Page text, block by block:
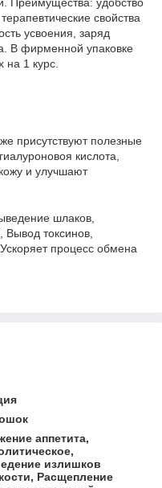
свойства
усвоения, заряд
В фирменной упаковке
на 1 курс.
присутствуют полезные
кислота,
и улучшают
шлаков,
токсинов,
процесс обмена
аппетита,
излишков
Расщепление